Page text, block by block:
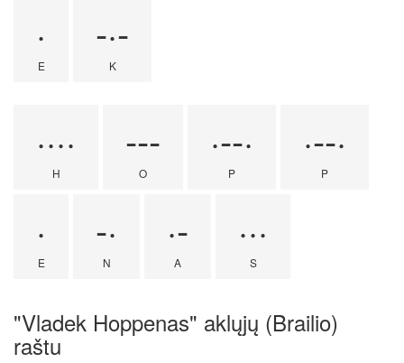
·
E
-·-
K
····
H
---
O
·--·
P
·--·
P
·
E
-·
N
·-
A
···
S
"Vladek Hoppenas" aklųjų (Brailio)
raštu